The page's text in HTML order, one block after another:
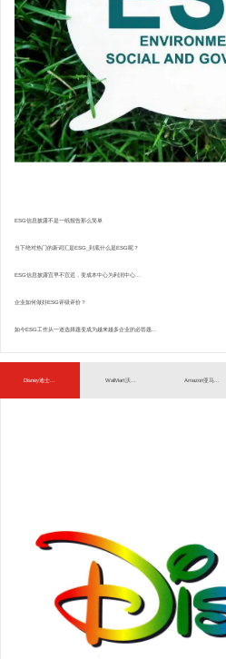
ESG信息披露不是一纸报告那么简单
当下绝对热门的新词汇是ESG_到底什么是ESG呢？
ESG信息披露宜早不宜迟，变成本中心为利润中心...
企业如何做好ESG评级评价？
如今ESG工作从一道选择题变成为越来越多企业的必答题...
Disney迪士... WalMart沃... Amazon亚马...